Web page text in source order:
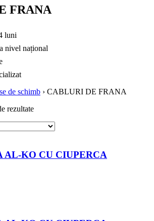
FRANA
luni
nivel național
de schimb › CABLURI DE FRANA
rezultate
AL-KO CU CIUPERCA